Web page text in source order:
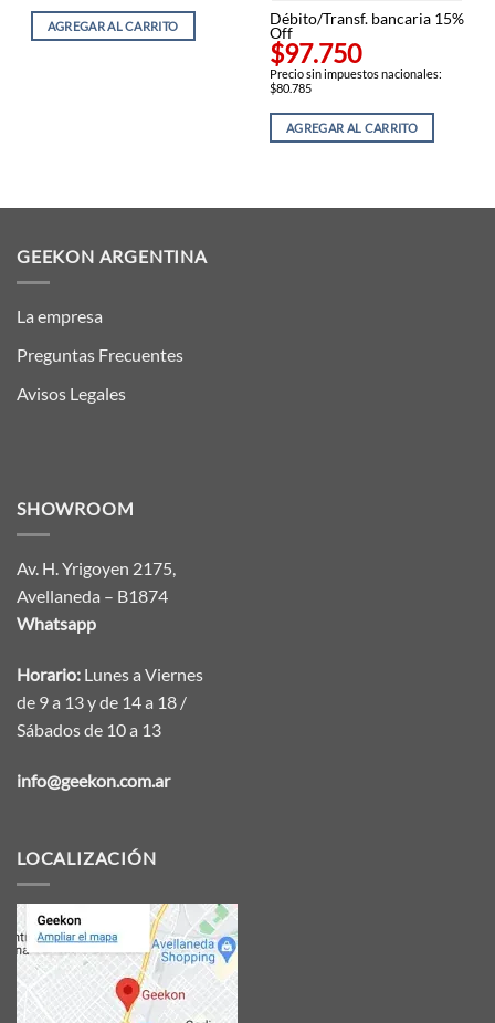
AGREGAR AL CARRITO
$136.301,00.
Débito/Transf. bancaria 15%
Off
$97.750
Precio sin impuestos nacionales:
$80.785
AGREGAR AL CARRITO
GEEKON ARGENTINA
La empresa
Preguntas Frecuentes
Avisos Legales
SHOWROOM
Av. H. Yrigoyen 2175,
Avellaneda – B1874
Whatsapp
Horario: Lunes a Viernes
de 9 a 13 y de 14 a 18 /
Sábados de 10 a 13
info@geekon.com.ar
LOCALIZACIÓN